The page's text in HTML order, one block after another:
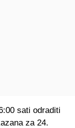
sati odraditi
za 24.